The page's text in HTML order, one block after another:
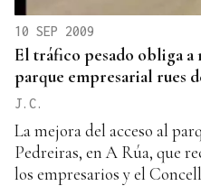
10 SEP 2009
El tráfico pesado obliga a
parque empresarial rues
J.C.
La mejora del acceso al
Pedreiras, en A Rúa, que
los empresarios y el